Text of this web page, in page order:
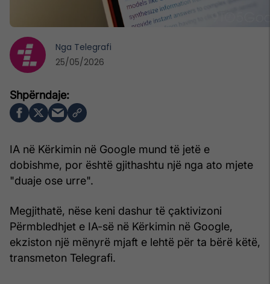
IA në Kërkimin në Google mund të jetë e
dobishme, por është gjithashtu një nga ato mjete
"duaje ose urre".
Megjithatë, nëse keni dashur të çaktivizoni
Përmbledhjet e IA-së në Kërkimin në Google,
ekziston një mënyrë mjaft e lehtë për ta bërë këtë,
transmeton Telegrafi.
Nga Telegrafi
25/05/2026